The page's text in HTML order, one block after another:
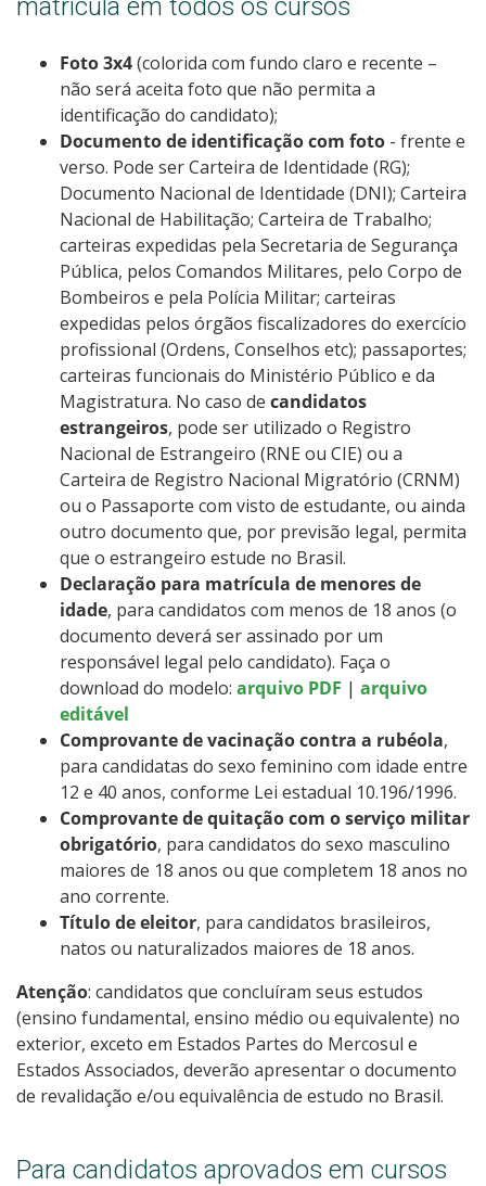
matrícula em todos os cursos
Foto 3x4(colorida com fundo claro e recente –
não será aceita foto que não permita a
identificação do candidato);
Documento de identificação com foto - frente e
verso. Pode ser Carteira de Identidade (RG);
Documento Nacional de Identidade (DNI); Carteira
Nacional de Habilitação; Carteira de Trabalho;
carteiras expedidas pela Secretaria de Segurança
Pública, pelos Comandos Militares, pelo Corpo de
Bombeiros e pela Polícia Militar; carteiras
expedidas pelos órgãos fiscalizadores do exercício
profissional (Ordens, Conselhos etc); passaportes;
carteiras funcionais do Ministério Público e da
Magistratura. No caso de candidatos
estrangeiros, pode ser utilizado o Registro
Nacional de Estrangeiro (RNE ou CIE) ou a
Carteira de Registro Nacional Migratório (CRNM)
ou o Passaporte com visto de estudante, ou ainda
outro documento que, por previsão legal, permita
que o estrangeiro estude no Brasil.
Declaração para matrícula de menores de
idade, para candidatos com menos de 18 anos (o
documento deverá ser assinado por um
responsável legal pelo candidato). Faça o
download do modelo: arquivo PDF | arquivo
editável
Comprovante de vacinação contra a rubéola,
para candidatas do sexo feminino com idade entre
12 e 40 anos, conforme Lei estadual 10.196/1996.
Comprovante de quitação com o serviço militar
obrigatório, para candidatos do sexo masculino
maiores de 18 anos ou que completem 18 anos no
ano corrente.
Título de eleitor, para candidatos brasileiros,
natos ou naturalizados maiores de 18 anos.
Atenção: candidatos que concluíram seus estudos
(ensino fundamental, ensino médio ou equivalente) no
exterior, exceto em Estados Partes do Mercosul e
Estados Associados, deverão apresentar o documento
de revalidação e/ou equivalência de estudo no Brasil.
Para candidatos aprovados em cursos